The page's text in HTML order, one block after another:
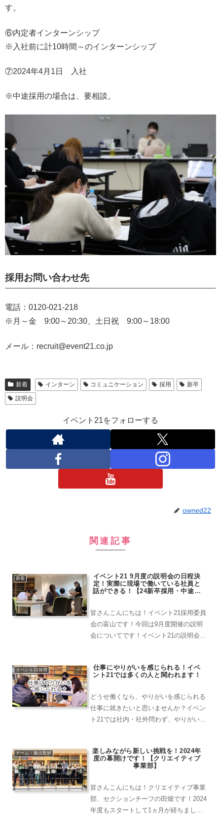
す。
⑥内定者インターンシップ
※入社前に計10時間～のインターンシップ
⑦2024年4月1日 入社
※中途採用の場合は、要相談。
採用お問い合わせ先
電話：0120-021-218
※月～金 9:00～20:30、土日祝 9:00～18:00
メール：recruit@event21.co.jp
新着 インターン コミュニケーション 採用
新卒
説明会
イベント21をフォローする
owned22
関連記事
新着
イベント21 9月度の説明会の日程決
定！実際に現場で働いている社員と
話ができる！【24新卒採用・中途採
皆さんこんにちは！イベント21採用委員
会の富山です！今回は9月度開催の説明
会についてです！イベント21の説明会で
ら日常エピソードまで聞けちゃうか
イベント21採用
仕事にやりがいを感じられる！イベ
ント21では多くの人と関われます！
どうせ働くなら、やりがいを感じられる
仕事に就きたいと思いませんか？イベン
ト21では社内・社外問わず、やりがいを
を聞いてみよう！現場が成功した際など
お客様から「ありがとう...
チーム・拠点取材
楽しみながら新しい挑戦を！2024年
度の幕開けです！【クリエイティブ
事業部】
皆さんこんにちは！クリエイティブ事業
部、セクションチーフの田畑です！2024
年度もスタートして1ヵ月が経ちまし